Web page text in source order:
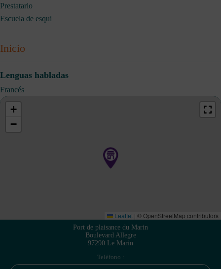
Prestatario
Escuela de esqui
Inicio
Lenguas habladas
Francés
+
−
Leaflet | © OpenStreetMap contributors
Port de plaisance du Marin
Boulevard Allegre
97290 Le Marin
Teléfono :